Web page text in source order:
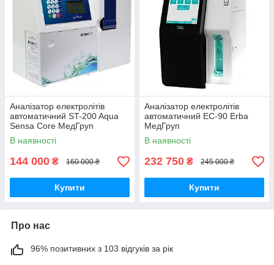
Аналізатор електролітів
автоматичний ST-200 Aqua
Sensa Core МедГруп
В наявності
144 000 ₴ 160 000 ₴
Купити
Аналізатор електролітів
автоматичний EC-90 Erba
МедГруп
В наявності
232 750 ₴ 245 000 ₴
Купити
Про нас
96% позитивних з 103 відгуків за рік